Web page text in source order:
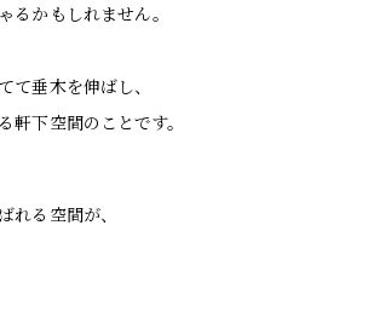
るかもしれません。
垂木を伸ばし、
下空間のことです。
る空間が、